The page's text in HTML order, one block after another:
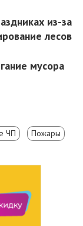
из-за
лесов
мусора
ЧП Пожары